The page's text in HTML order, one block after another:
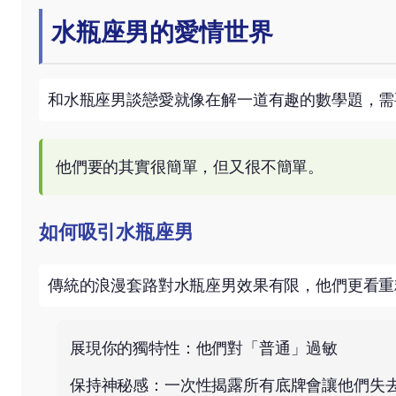
水瓶座男的愛情世界
和水瓶座男談戀愛就像在解一道有趣的數學題，
他們要的其實很簡單，但又很不簡單。
如何吸引水瓶座男
傳統的浪漫套路對水瓶座男效果有限，他們更看
展現你的獨特性：他們對「普通」過敏
保持神秘感：一次性揭露所有底牌會讓他們失